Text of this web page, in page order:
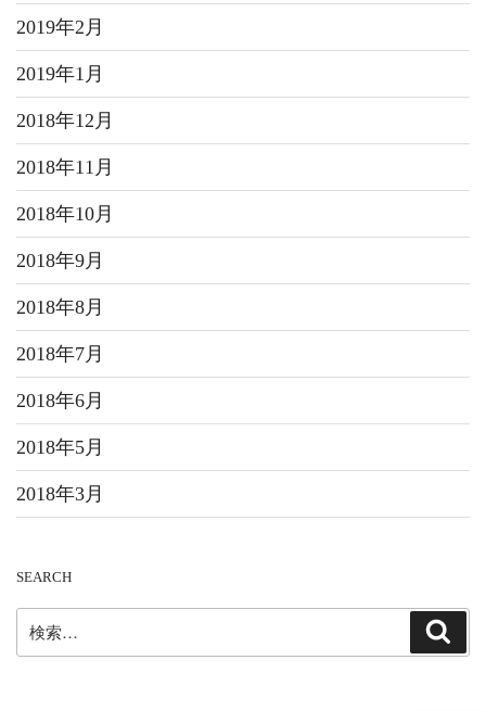
2019年2月
2019年1月
2018年12月
2018年11月
2018年10月
2018年9月
2018年8月
2018年7月
2018年6月
2018年5月
2018年3月
SEARCH